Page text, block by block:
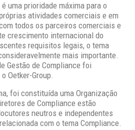
uma prioridade máxima para o
atividades comerciais e em
todos os parceiros comerciais e
crescimento internacional do
requisitos legais, o tema
mais importante.
Gestão de Compliance foi
Oetker-Group.
foi constituída uma Organização
de Compliance estão
neutros e independentes
com o tema Compliance.